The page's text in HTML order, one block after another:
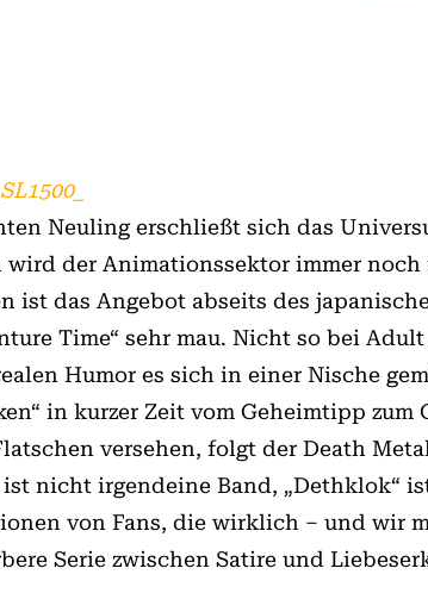
Neuling erschließt sich das
der Animationssektor immer
ist das Angebot abseits des
Time“ sehr mau. Nicht so bei
Humor es sich in einer Nische
in kurzer Zeit vom Geheimtipp
versehen, folgt der Death
nicht irgendeine Band, „Dethklok“
von Fans, die wirklich – und wir
Serie zwischen Satire und